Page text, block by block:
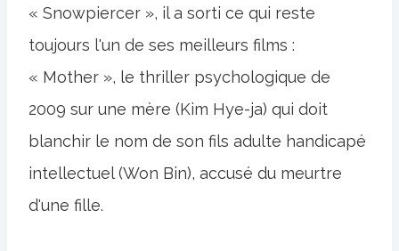
« Snowpiercer », il a sorti ce qui reste
toujours l'un de ses meilleurs films :
« Mother », le thriller psychologique de
2009 sur une mère (Kim Hye-ja) qui doit
blanchir le nom de son fils adulte handicapé
intellectuel (Won Bin), accusé du meurtre
d'une fille.